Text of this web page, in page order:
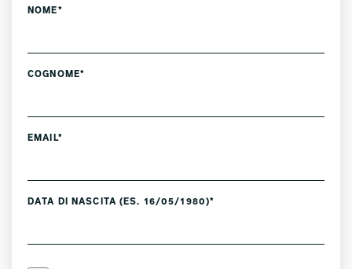
NOME*
COGNOME*
EMAIL*
DATA DI NASCITA (ES. 16/05/1980)*